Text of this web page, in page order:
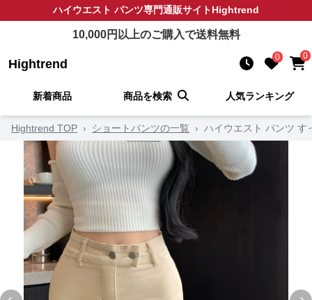
ハイウエスト パンツ専門通販サイトHightrend
10,000円以上のご購入で送料無料
Hightrend 0 0
新着商品 商品を検索 人気ランキング
Hightrend TOP › ショートパンツの一覧 › ハイウエスト パンツ す